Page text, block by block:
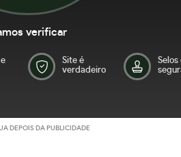
verificar
Site é
verdadeiro
Selos
DEPOIS DA PUBLICIDADE